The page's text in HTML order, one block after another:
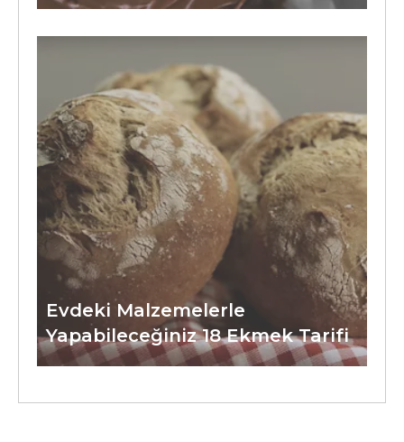
Evdeki Malzemelerle
Yapabileceğiniz 18 Ekmek Tarifi